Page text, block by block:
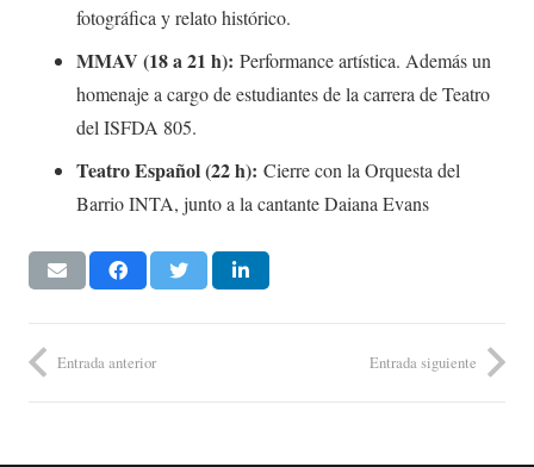
fotográfica y relato histórico.
MMAV (18 a 21 h): Performance artística. Además un
homenaje a cargo de estudiantes de la carrera de Teatro
del ISFDA 805.
Teatro Español (22 h): Cierre con la Orquesta del
Barrio INTA, junto a la cantante Daiana Evans
Entrada anterior Entrada siguiente